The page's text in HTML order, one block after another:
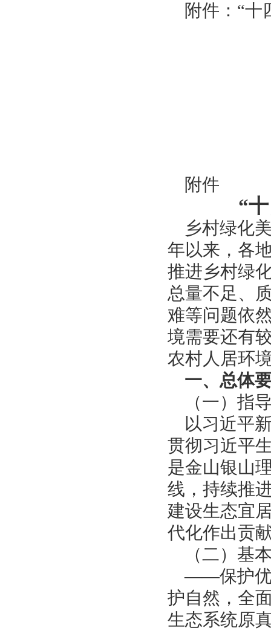
附件： “十
附件
“
乡村绿化
年以来，各
推进乡村绿
总量不足、
难等问题依
境需要还有
农村人居环
一、总体
（一）指
以习近平
贯彻习近平
是金山银山
线，持续推
建设生态宜
代化作出贡
（二）基
——保护优
护自然，全
生态系统原